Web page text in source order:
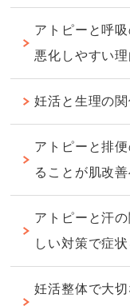
アトピーと呼
悪化しやすい理
妊活と生理の
アトピーと排
ることが肌改
アトピーと汗
しい対策で症
妊活整体で大